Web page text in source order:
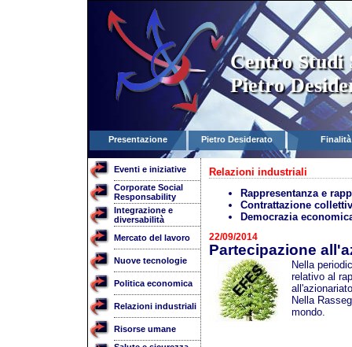
Centro Studi
Pietro
Presentazione Pietro Desiderato Finalità
Eventi e iniziative
Corporate Social
Responsability
Integrazione e
diversabilità
Mercato del lavoro
Nuove tecnologie
Politica economica
Relazioni industriali
Risorse umane
Relazioni industriali
Rappresentanza e
Contrattazione
Democrazia
22/09/2014
Partecipazione
Nella
relativo al
Nella
mondo.